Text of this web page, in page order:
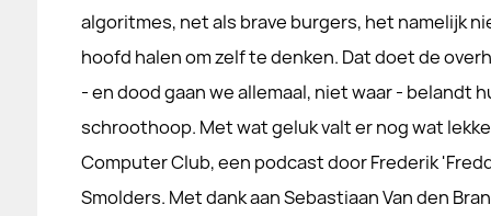
algoritmes, net als brave burgers, het namelijk
hoofd halen om zelf te denken. Dat doet de
- en dood gaan we allemaal, niet waar - belandt
schroothoop. Met wat geluk valt er nog wat
Computer Club, een podcast door Frederik
Smolders. Met dank aan Sebastiaan Van den